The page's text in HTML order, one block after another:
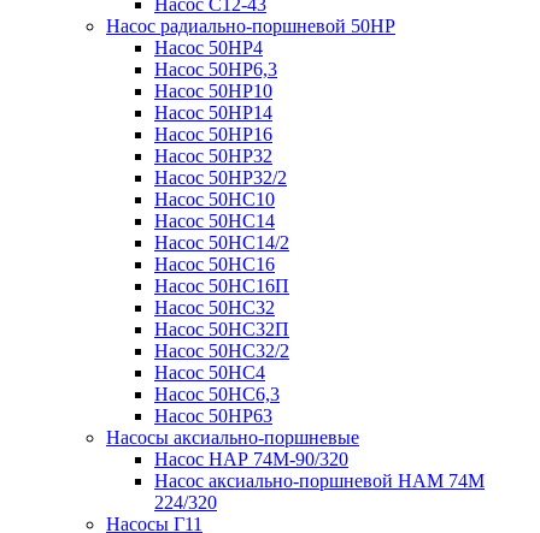
Насос С12-43
Насос радиально-поршневой 50НР
Насос 50НР4
Насос 50НР6,3
Насос 50НР10
Насос 50НР14
Насос 50НР16
Насос 50НР32
Насос 50НР32/2
Насос 50НС10
Насос 50НС14
Насос 50НС14/2
Насос 50НС16
Насос 50НС16П
Насос 50НС32
Насос 50НС32П
Насос 50НС32/2
Насос 50НС4
Насос 50НС6,3
Насос 50НР63
Насосы аксиально-поршневые
Насос НАР 74M-90/320
Насос аксиально-поршневой НАМ 74М
224/320
Насосы Г11